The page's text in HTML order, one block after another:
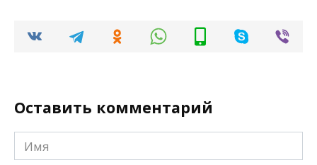
Оставить комментарий
Имя
*